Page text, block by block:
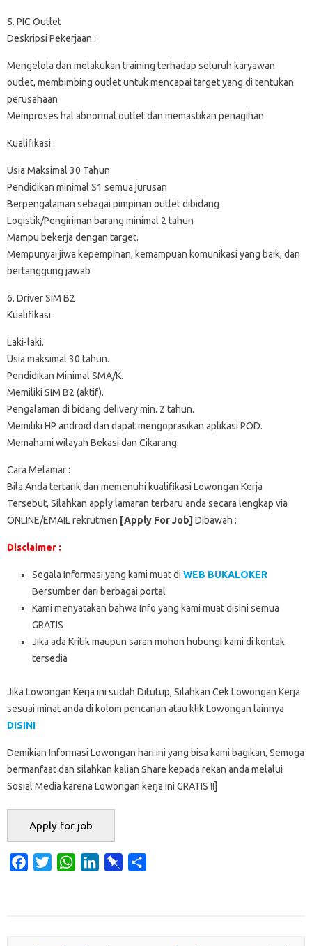
5. PIC Outlet
Deskripsi Pekerjaan :
Mengelola dan melakukan training terhadap seluruh karyawan
outlet, membimbing outlet untuk mencapai target yang di tentukan
perusahaan
Memproses hal abnormal outlet dan memastikan penagihan
Kualifikasi :
Usia Maksimal 30 Tahun
Pendidikan minimal S1 semua jurusan
Berpengalaman sebagai pimpinan outlet dibidang
Logistik/Pengiriman barang minimal 2 tahun
Mampu bekerja dengan target.
Mempunyai jiwa kepempinan, kemampuan komunikasi yang baik, dan
bertanggung jawab
6. Driver SIM B2
Kualifikasi :
Laki-laki.
Usia maksimal 30 tahun.
Pendidikan Minimal SMA/K.
Memiliki SIM B2 (aktif).
Pengalaman di bidang delivery min. 2 tahun.
Memiliki HP android dan dapat mengoprasikan aplikasi POD.
Memahami wilayah Bekasi dan Cikarang.
Cara Melamar :
Bila Anda tertarik dan memenuhi kualifikasi Lowongan Kerja
Tersebut, Silahkan apply lamaran terbaru anda secara lengkap via
ONLINE/EMAIL rekrutmen [Apply For Job] Dibawah :
Disclaimer :
Segala Informasi yang kami muat di WEB BUKALOKER
Bersumber dari berbagai portal
Kami menyatakan bahwa Info yang kami muat disini semua
GRATIS
Jika ada Kritik maupun saran mohon hubungi kami di kontak
tersedia
Jika Lowongan Kerja ini sudah Ditutup, Silahkan Cek Lowongan Kerja
sesuai minat anda di kolom pencarian atau klik Lowongan lainnya
DISINI
Demikian Informasi Lowongan hari ini yang bisa kami bagikan, Semoga
bermanfaat dan silahkan kalian Share kepada rekan anda melalui
Sosial Media karena Lowongan kerja ini GRATIS !!]
W